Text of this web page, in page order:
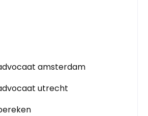
amsterdam
utrecht